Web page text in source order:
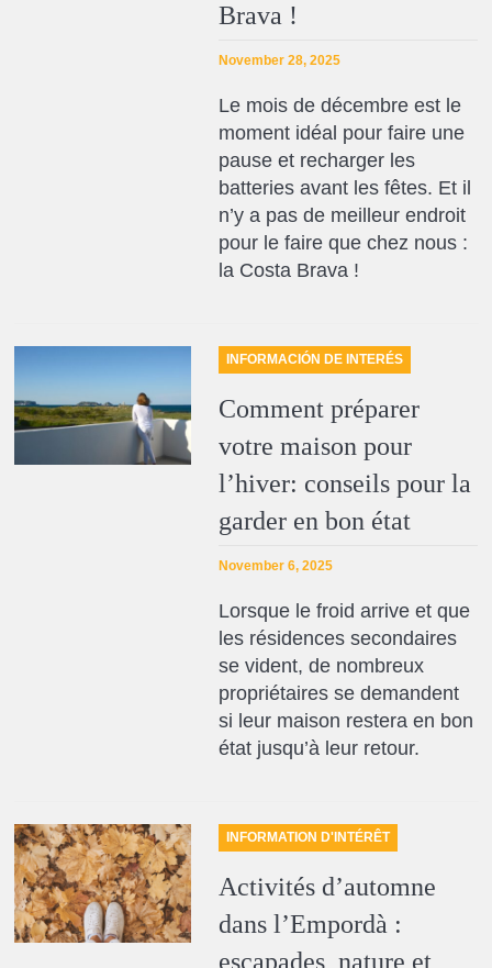
Brava !
November 28, 2025
Le mois de décembre est le
moment idéal pour faire une
pause et recharger les
batteries avant les fêtes. Et il
n’y a pas de meilleur endroit
pour le faire que chez nous :
la Costa Brava !
INFORMACIÓN DE INTERÉS
Comment préparer
votre maison pour
l’hiver: conseils pour la
garder en bon état
November 6, 2025
Lorsque le froid arrive et que
les résidences secondaires
se vident, de nombreux
propriétaires se demandent
si leur maison restera en bon
état jusqu’à leur retour.
INFORMATION D'INTÉRÊT
Activités d’automne
dans l’Empordà :
escapades, nature et